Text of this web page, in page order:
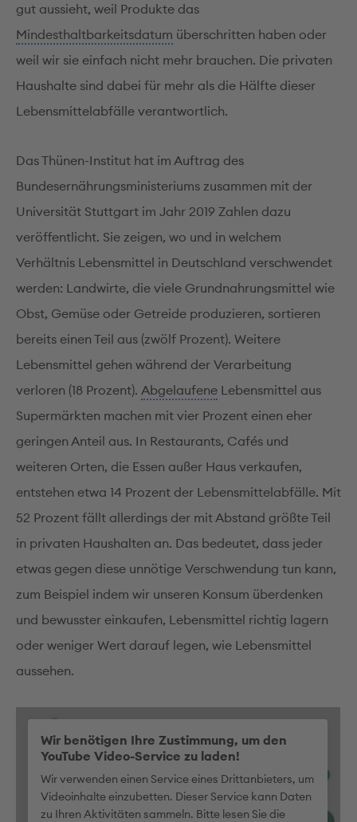
gut aussieht, weil Produkte das
Mindesthaltbarkeitsdatum überschritten haben oder
weil wir sie einfach nicht mehr brauchen. Die privaten
Haushalte sind dabei für mehr als die Hälfte dieser
Lebensmittelabfälle verantwortlich.
Das Thünen-Institut hat im Auftrag des
Bundesernährungsministeriums zusammen mit der
Universität Stuttgart im Jahr 2019 Zahlen dazu
veröffentlicht. Sie zeigen, wo und in welchem
Verhältnis Lebensmittel in Deutschland verschwendet
werden: Landwirte, die viele Grundnahrungsmittel wie
Obst, Gemüse oder Getreide produzieren, sortieren
bereits einen Teil aus (zwölf Prozent). Weitere
Lebensmittel gehen während der Verarbeitung
verloren (18 Prozent). Abgelaufene Lebensmittel aus
Supermärkten machen mit vier Prozent einen eher
geringen Anteil aus. In Restaurants, Cafés und
weiteren Orten, die Essen außer Haus verkaufen,
entstehen etwa 14 Prozent der Lebensmittelabfälle. Mit
52 Prozent fällt allerdings der mit Abstand größte Teil
in privaten Haushalten an. Das bedeutet, dass jeder
etwas gegen diese unnötige Verschwendung tun kann,
zum Beispiel indem wir unseren Konsum überdenken
und bewusster einkaufen, Lebensmittel richtig lagern
oder weniger Wert darauf legen, wie Lebensmittel
aussehen.
Wir benötigen Ihre Zustimmung, um den
YouTube Video-Service zu laden!
Wir verwenden einen Service eines Drittanbieters, um
Videoinhalte einzubetten. Dieser Service kann Daten
zu Ihren Aktivitäten sammeln. Bitte lesen Sie die